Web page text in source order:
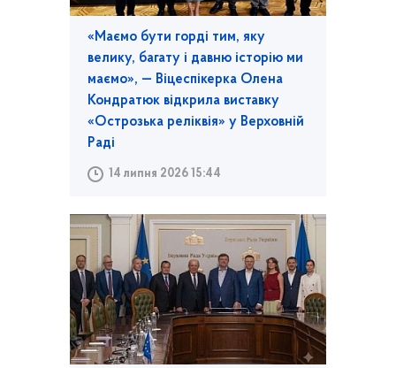
«Маємо бути горді тим, яку
велику, багату і давню історію ми
маємо», — Віцеспікерка Олена
Кондратюк відкрила виставку
«Острозька реліквія» у Верховній
Раді
14 липня 2026 15:44